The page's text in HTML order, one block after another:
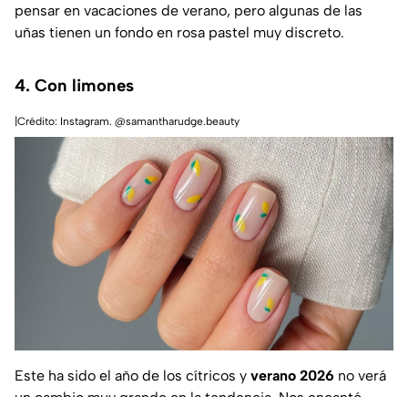
pensar en vacaciones de verano, pero algunas de las
uñas tienen un fondo en rosa pastel muy discreto.
4. Con limones
|Crédito: Instagram. @samantharudge.beauty
Este ha sido el año de los cítricos y verano 2026 no verá